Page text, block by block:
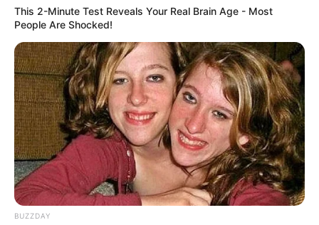
This 2-Minute Test Reveals Your Real Brain Age - Most
People Are Shocked!
BUZZDAY